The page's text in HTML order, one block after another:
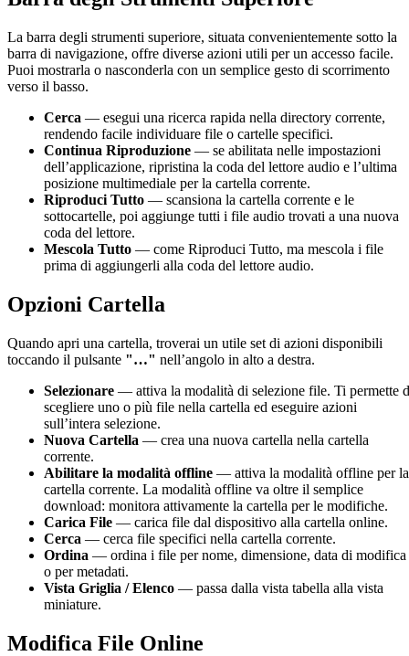
La barra degli strumenti superiore, situata convenientemente sotto la
barra di navigazione, offre diverse azioni utili per un accesso facile.
Puoi mostrarla o nasconderla con un semplice gesto di scorrimento
verso il basso.
Cerca — esegui una ricerca rapida nella directory corrente,
rendendo facile individuare file o cartelle specifici.
Continua Riproduzione — se abilitata nelle impostazioni
dell’applicazione, ripristina la coda del lettore audio e l’ultima
posizione multimediale per la cartella corrente.
Riproduci Tutto — scansiona la cartella corrente e le
sottocartelle, poi aggiunge tutti i file audio trovati a una nuova
coda del lettore.
Mescola Tutto — come Riproduci Tutto, ma mescola i file
prima di aggiungerli alla coda del lettore audio.
Opzioni Cartella
Quando apri una cartella, troverai un utile set di azioni disponibili
toccando il pulsante "…" nell’angolo in alto a destra.
Selezionare — attiva la modalità di selezione file. Ti permette
scegliere uno o più file nella cartella ed eseguire azioni
sull’intera selezione.
Nuova Cartella — crea una nuova cartella nella cartella
corrente.
Abilitare la modalità offline — attiva la modalità offline per la
cartella corrente. La modalità offline va oltre il semplice
download: monitora attivamente la cartella per le modifiche.
Carica File — carica file dal dispositivo alla cartella online.
Cerca — cerca file specifici nella cartella corrente.
Ordina — ordina i file per nome, dimensione, data di modifica
o per metadati.
Vista Griglia / Elenco — passa dalla vista tabella alla vista
miniature.
Modifica File Online